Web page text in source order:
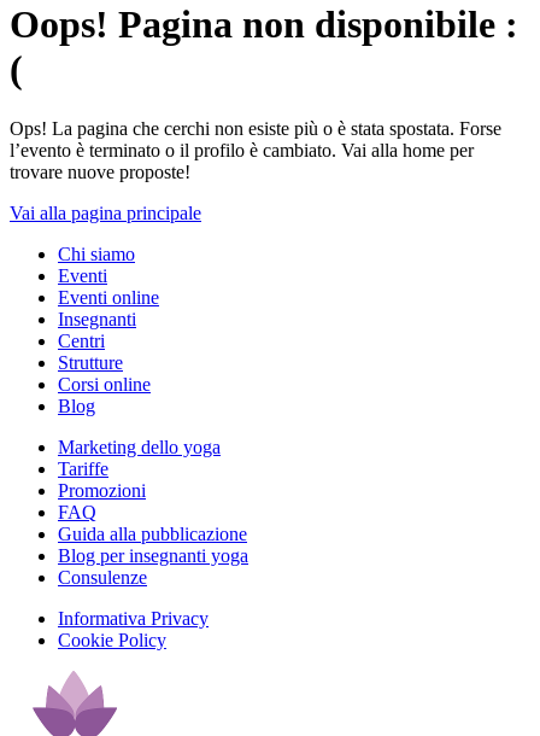
Oops! Pagina non disponibile :
(
Ops! La pagina che cerchi non esiste più o è stata spostata. Forse
l’evento è terminato o il profilo è cambiato. Vai alla home per
trovare nuove proposte!
Vai alla pagina principale
Chi siamo
Eventi
Eventi online
Insegnanti
Centri
Strutture
Corsi online
Blog
Marketing dello yoga
Tariffe
Promozioni
FAQ
Guida alla pubblicazione
Blog per insegnanti yoga
Consulenze
Informativa Privacy
Cookie Policy